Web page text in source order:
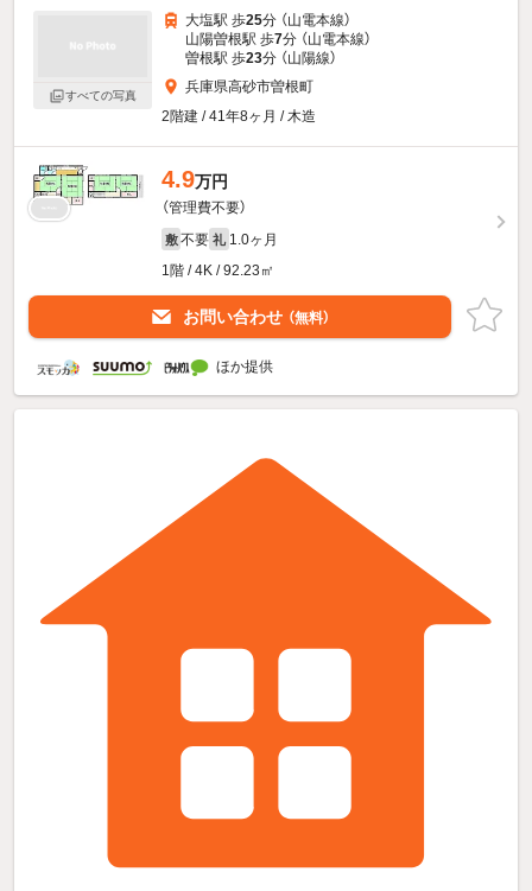
すべての写真
大塩駅 歩25分 （山電本線）
山陽曽根駅 歩7分 （山電本線）
曽根駅 歩23分 （山陽線）
兵庫県高砂市曽根町
2階建 / 41年8ヶ月 / 木造
4.9万円
（管理費不要）
敷 不要 礼 1.0ヶ月
1階 / 4K / 92.23㎡
お問い合わせ （無料）
ほか提供